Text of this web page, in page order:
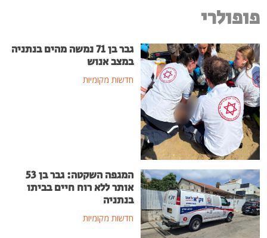
פופולרי
גבר בן 71 נמשה מהים בנתניה
במצב אנוש
חדשות מקומיות
המגפה השקטה: גבר בן 53
אותר ללא רוח חיים בביתו
בנתניה
חדשות מקומיות